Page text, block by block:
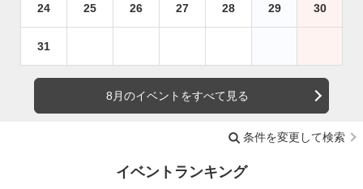
24 25 26 27 28 29 30
31
8月のイベントをすべて見る
条件を変更して検索
イベントランキング